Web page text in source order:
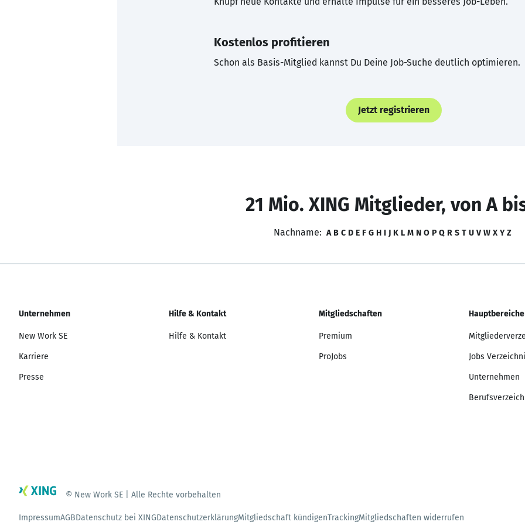
Kostenlos profitieren
Schon als Basis-Mitglied kannst Du Deine Job-Suche deutlich optimieren.
Jetzt registrieren
21 Mio. XING Mitglieder, von A
Nachname: A B C D E F G H I J K L M N O P Q R S T U V W X Y Z
Unternehmen
New Work SE
Karriere
Presse
Hilfe & Kontakt
Hilfe & Kontakt
Mitgliedschaften
Premium
ProJobs
Hauptbereiche
Jobs
Unternehmen
© New Work SE | Alle Rechte vorbehalten
ImpressumAGBDatenschutz bei XINGDatenschutzerklärungMitgliedschaft kündigenTrackingMitgliedschaften widerrufen